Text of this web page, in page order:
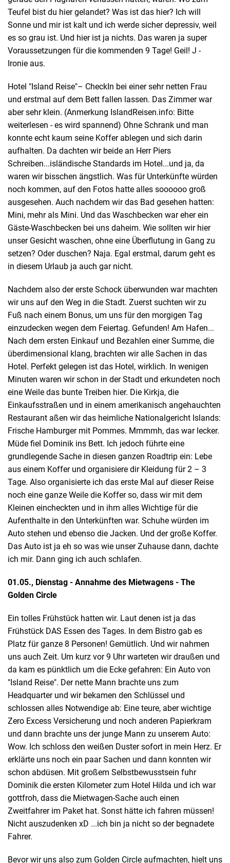
Teufel bist du hier gelandet? Was ist das hier? Ich will
Sonne und mir ist kalt und ich werde sicher depressiv, weil
es so grau ist. Und hier ist ja nichts. Das waren ja super
Voraussetzungen für die kommenden 9 Tage! Geil! J -
Ironie aus.
Hotel "Island Reise"– CheckIn bei einer sehr netten Frau
und erstmal auf dem Bett fallen lassen. Das Zimmer war
aber sehr klein. (Anmerkung IslandReisen.info: Bitte
weiterlesen - es wird spannend) Ohne Schrank und man
konnte echt kaum seine Koffer ablegen und sich darin
aufhalten. Da dachten wir beide an Herr Piers
Schreiben...isländische Standards im Hotel...und ja, da
waren wir bisschen ängstlich. Was für Unterkünfte würden
noch kommen, auf den Fotos hatte alles soooooo groß
ausgesehen. Auch nachdem wir das Bad gesehen hatten:
Mini, mehr als Mini. Und das Waschbecken war eher ein
Gäste-Waschbecken bei uns daheim. Wie sollten wir hier
unser Gesicht waschen, ohne eine Überflutung in Gang zu
setzen? Oder duschen? Naja. Egal erstmal, darum geht es
in diesem Urlaub ja auch gar nicht.
Nachdem also der erste Schock überwunden war machten
wir uns auf den Weg in die Stadt. Zuerst suchten wir zu
Fuß nach einem Bonus, um uns für den morgigen Tag
einzudecken wegen dem Feiertag. Gefunden! Am Hafen...
Nach dem ersten Einkauf und Bezahlen einer Summe, die
überdimensional klang, brachten wir alle Sachen in das
Hotel. Perfekt gelegen ist das Hotel, wirklich. In wenigen
Minuten waren wir schon in der Stadt und erkundeten noch
eine Weile das bunte Treiben hier. Die Kirkja, die
Einkaufsstraßen und in einem amerikanisch angehauchten
Restaurant aßen wir das heimliche Nationalgericht Islands:
Frische Hamburger mit Pommes. Mmmmh, das war lecker.
Müde fiel Dominik ins Bett. Ich jedoch führte eine
grundlegende Sache in diesen ganzen Roadtrip ein: Lebe
aus einem Koffer und organisiere dir Kleidung für 2 – 3
Tage. Also organisierte ich das erste Mal auf dieser Reise
noch eine ganze Weile die Koffer so, dass wir mit dem
Kleinen eincheckten und in ihm alles Wichtige für die
Aufenthalte in den Unterkünften war. Schuhe würden im
Auto stehen und ebenso die Jacken. Und der große Koffer.
Das Auto ist ja eh so was wie unser Zuhause dann, dachte
ich mir. Dann ging ich auch schlafen.
01.05., Dienstag - Annahme des Mietwagens - The
Golden Circle
Ein tolles Frühstück hatten wir. Laut denen ist ja das
Frühstück DAS Essen des Tages. In dem Bistro gab es
Platz für ganze 8 Personen! Gemütlich. Und wir nahmen
uns auch Zeit. Um kurz vor 9 Uhr warteten wir draußen und
da kam es pünktlich um die Ecke gefahren: Ein Auto von
"Island Reise". Der nette Mann brachte uns zum
Headquarter und wir bekamen den Schlüssel und
schlossen alles Notwendige ab: Eine teure, aber wichtige
Zero Excess Versicherung und noch anderen Papierkram
und dann brachte uns der junge Mann zu unserem Auto:
Wow. Ich schloss den weißen Duster sofort in mein Herz. Er
erklärte uns noch ein paar Sachen und dann konnten wir
schon abdüsen. Mit großem Selbstbewusstsein fuhr
Dominik die ersten Kilometer zum Hotel Hilda und ich war
gottfroh, dass die Mietwagen-Sache auch einen
Zweitfahrer im Paket hat. Sonst hätte ich fahren müssen!
Nicht auszudenken xD ...ich bin ja nicht so der begnadete
Fahrer.
Bevor wir uns also zum Golden Circle aufmachten, hielt uns